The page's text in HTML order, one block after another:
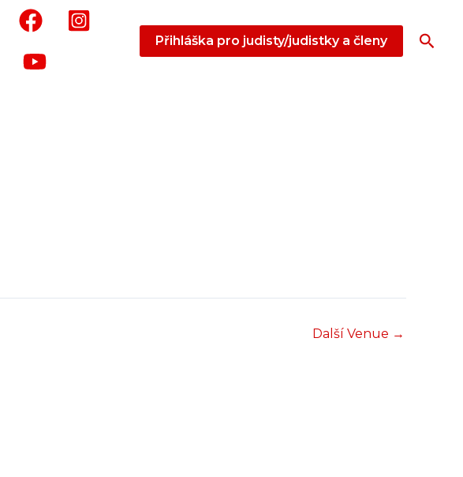
Přihláška pro judisty/judistky a členy
Další Venue →